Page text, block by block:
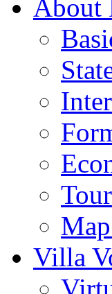
About
Villa